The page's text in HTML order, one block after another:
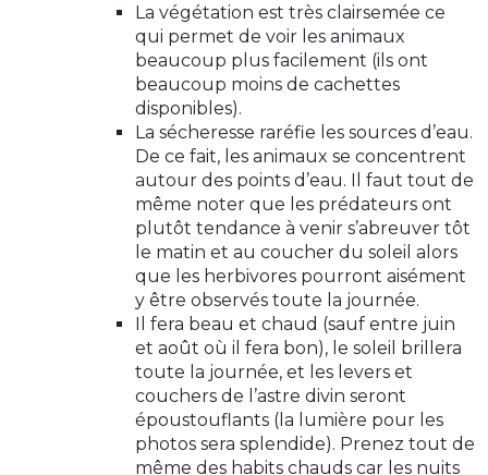
La végétation est très clairsemée ce
qui permet de voir les animaux
beaucoup plus facilement (ils ont
beaucoup moins de cachettes
disponibles).
La sécheresse raréfie les sources d’eau.
De ce fait, les animaux se concentrent
autour des points d’eau. Il faut tout de
même noter que les prédateurs ont
plutôt tendance à venir s’abreuver tôt
le matin et au coucher du soleil alors
que les herbivores pourront aisément
y être observés toute la journée.
Il fera beau et chaud (sauf entre juin
et août où il fera bon), le soleil brillera
toute la journée, et les levers et
couchers de l’astre divin seront
époustouflants (la lumière pour les
photos sera splendide). Prenez tout de
même des habits chauds car les nuits